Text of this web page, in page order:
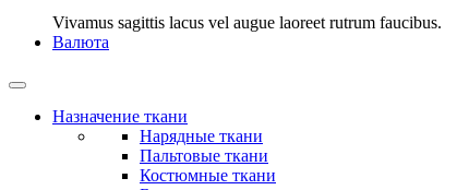
Vivamus sagittis lacus vel augue laoreet rutrum faucibus.
Валюта
Назначение ткани
Нарядные ткани
Пальтовые ткани
Костюмные ткани